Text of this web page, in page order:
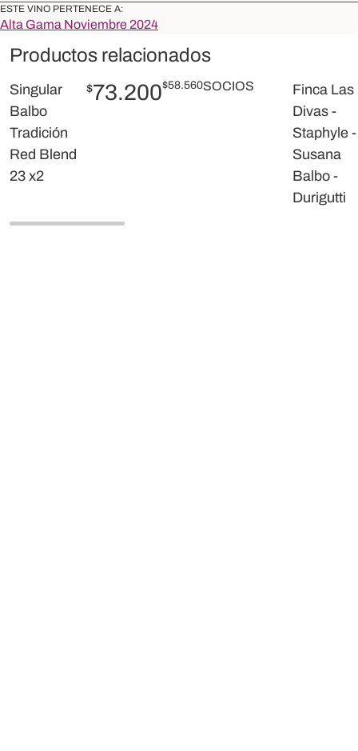
ESTE VINO PERTENECE A:
Alta Gama Noviembre 2024
Productos relacionados
Singular
Balbo
Tradición
Red Blend
23 x2
$73.200$58.560SOCIOS
Finca Las
Divas -
Staphyle -
Susana
Balbo -
Durigutti